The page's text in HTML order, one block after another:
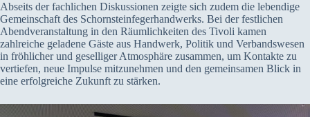
Abseits der fachlichen Diskussionen zeigte sich zudem die lebendige
Gemeinschaft des Schornsteinfegerhandwerks. Bei der festlichen
Abendveranstaltung in den Räumlichkeiten des Tivoli kamen
zahlreiche geladene Gäste aus Handwerk, Politik und Verbandswesen
in fröhlicher und geselliger Atmosphäre zusammen, um Kontakte zu
vertiefen, neue Impulse mitzunehmen und den gemeinsamen Blick in
eine erfolgreiche Zukunft zu stärken.